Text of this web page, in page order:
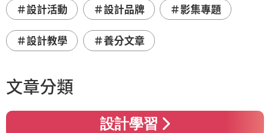
＃設計活動 ＃設計品牌 ＃影集專題
＃設計教學 ＃養分文章
文章分類
設計學習